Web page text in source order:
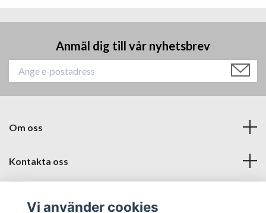
Anmäl dig till vår nyhetsbrev
Om oss
Kontakta oss
Vi använder cookies